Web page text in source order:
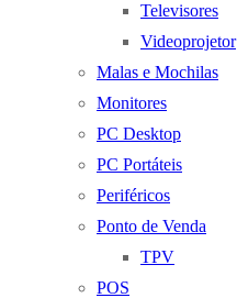
Televisores
Videoprojetor
Malas e Mochilas
Monitores
PC Desktop
PC Portáteis
Periféricos
Ponto de Venda
TPV
POS